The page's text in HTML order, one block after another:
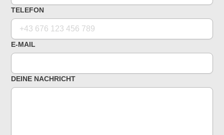
TELEFON
E-MAIL
DEINE NACHRICHT